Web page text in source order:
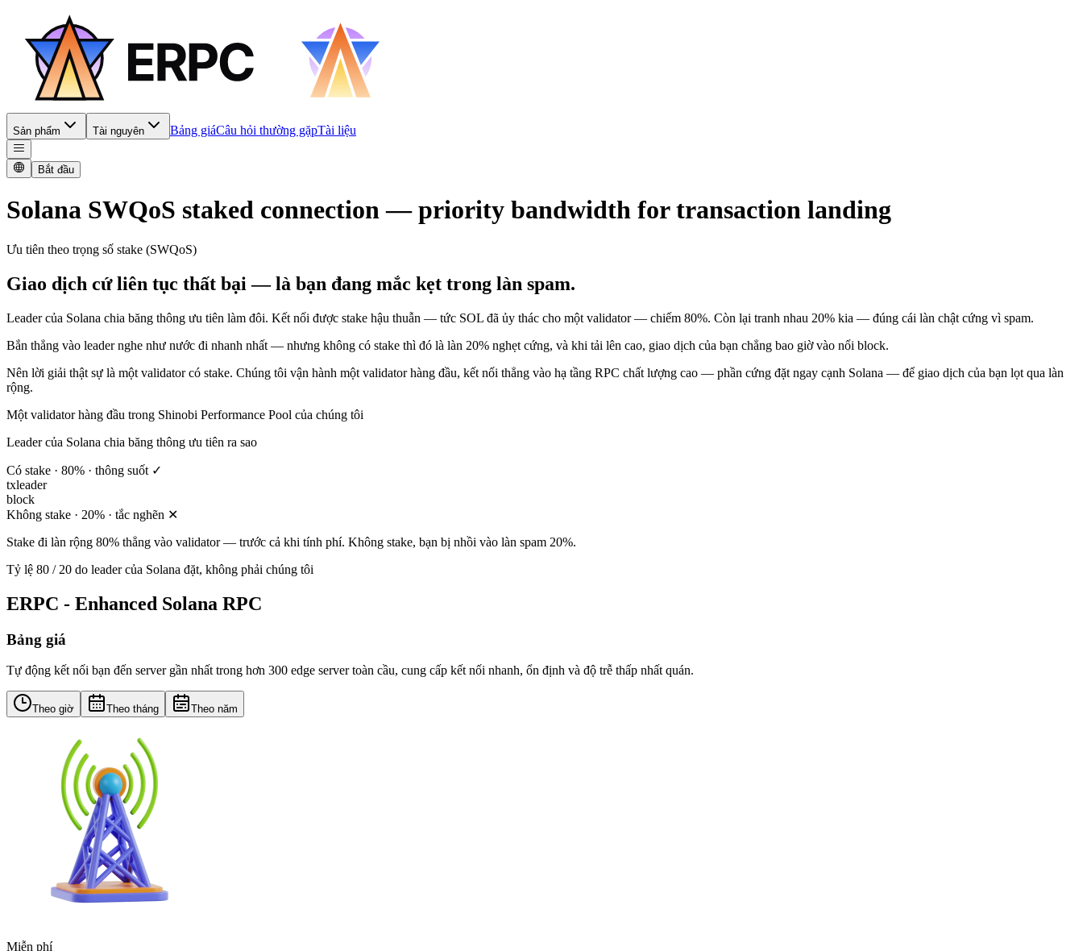
Sản phẩm Tài nguyên Bảng giáCâu hỏi thường gặpTài liệu
Bắt đầu
Solana SWQoS staked connection — priority bandwidth for transaction landing
Ưu tiên theo trọng số stake (SWQoS)
Giao dịch cứ liên tục thất bại — là bạn đang mắc kẹt trong làn spam.
Leader của Solana chia băng thông ưu tiên làm đôi. Kết nối được stake hậu thuẫn — tức SOL đã ủy thác cho một validator — chiếm 80%. Còn lại tranh nhau 20% kia — đúng cái làn chật cứng vì spam.
Bắn thẳng vào leader nghe như nước đi nhanh nhất — nhưng không có stake thì đó là làn 20% nghẹt cứng, và khi tải lên cao, giao dịch của bạn chẳng bao giờ vào nổi block.
Nên lời giải thật sự là một validator có stake. Chúng tôi vận hành một validator hàng đầu, kết nối thẳng vào hạ tầng RPC chất lượng cao — phần cứng đặt ngay cạnh Solana — để giao dịch của bạn lọt qua làn
rộng.
Một validator hàng đầu trong Shinobi Performance Pool của chúng tôi
Leader của Solana chia băng thông ưu tiên ra sao
Có stake · 80% · thông suốt ✓
txleader
block
Không stake · 20% · tắc nghẽn ✕
Stake đi làn rộng 80% thẳng vào validator — trước cả khi tính phí. Không stake, bạn bị nhồi vào làn spam 20%.
Tỷ lệ 80 / 20 do leader của Solana đặt, không phải chúng tôi
ERPC - Enhanced Solana RPC
Bảng giá
Tự động kết nối bạn đến server gần nhất trong hơn 300 edge server toàn cầu, cung cấp kết nối nhanh, ổn định và độ trễ thấp nhất quán.
Theo giờ Theo tháng Theo năm
Miễn phí